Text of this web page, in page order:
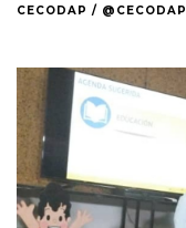
CECODAP / @CECODAP